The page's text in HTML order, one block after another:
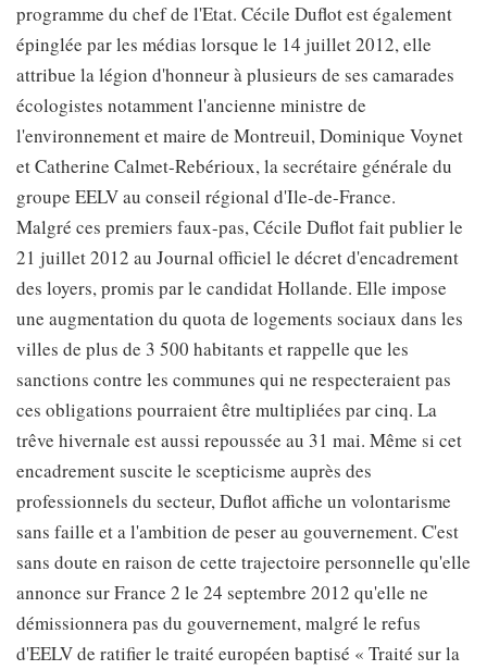
programme du chef de l'Etat. Cécile Duflot est également
épinglée par les médias lorsque le 14 juillet 2012, elle
attribue la légion d'honneur à plusieurs de ses camarades
écologistes notamment l'ancienne ministre de
l'environnement et maire de Montreuil, Dominique Voynet
et Catherine Calmet-Rebérioux, la secrétaire générale du
groupe EELV au conseil régional d'Ile-de-France.
Malgré ces premiers faux-pas, Cécile Duflot fait publier le
21 juillet 2012 au Journal officiel le décret d'encadrement
des loyers, promis par le candidat Hollande. Elle impose
une augmentation du quota de logements sociaux dans les
villes de plus de 3 500 habitants et rappelle que les
sanctions contre les communes qui ne respecteraient pas
ces obligations pourraient être multipliées par cinq. La
trêve hivernale est aussi repoussée au 31 mai. Même si cet
encadrement suscite le scepticisme auprès des
professionnels du secteur, Duflot affiche un volontarisme
sans faille et a l'ambition de peser au gouvernement. C'est
sans doute en raison de cette trajectoire personnelle qu'elle
annonce sur France 2 le 24 septembre 2012 qu'elle ne
démissionnera pas du gouvernement, malgré le refus
d'EELV de ratifier le traité européen baptisé « Traité sur la